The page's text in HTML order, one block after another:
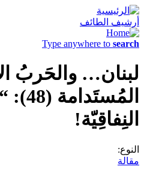
أرشيف الطائف
Type anywhere to search
لبنان… والحَربُ
النِفاقِيّة!
النوع:
مقالة